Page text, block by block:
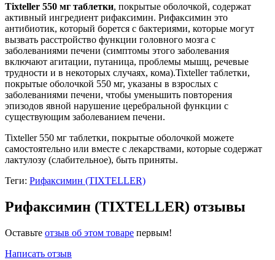
Tixteller 550 мг таблетки, покрытые оболочкой, содержат
активный ингредиент рифаксимин. Рифаксимин это
антибиотик, который борется с бактериями, которые могут
вызвать расстройство функции головного мозга с
заболеваниями печени (симптомы этого заболевания
включают агитации, путаница, проблемы мышц, речевые
трудности и в некоторых случаях, кома).Tixteller таблетки,
покрытые оболочкой 550 мг, указаны в взрослых с
заболеваниями печени, чтобы уменьшить повторения
эпизодов явной нарушение церебральной функции с
существующим заболеванием печени.
Tixteller 550 мг таблетки, покрытые оболочкой можете
самостоятельно или вместе с лекарствами, которые содержат
лактулозу (слабительное), быть приняты.
Теги: Рифаксимин (TIXTELLER)
Рифаксимин (TIXTELLER) отзывы
Оставьте отзыв об этом товаре первым!
Написать отзыв